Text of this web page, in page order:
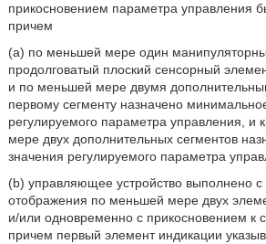
прикосновением параметра управления
причем
(a) по меньшей мере один
продолговатый плоский сенсорный
и по меньшей мере двумя
первому сегменту назначено
регулируемого параметра управления, и
мере двух дополнительных сегментов
значения регулируемого параметра
(b) управляющее устройство выполнено
отображения по меньшей мере двух
и/или одновременно с прикосновением к
причем первый элемент индикации